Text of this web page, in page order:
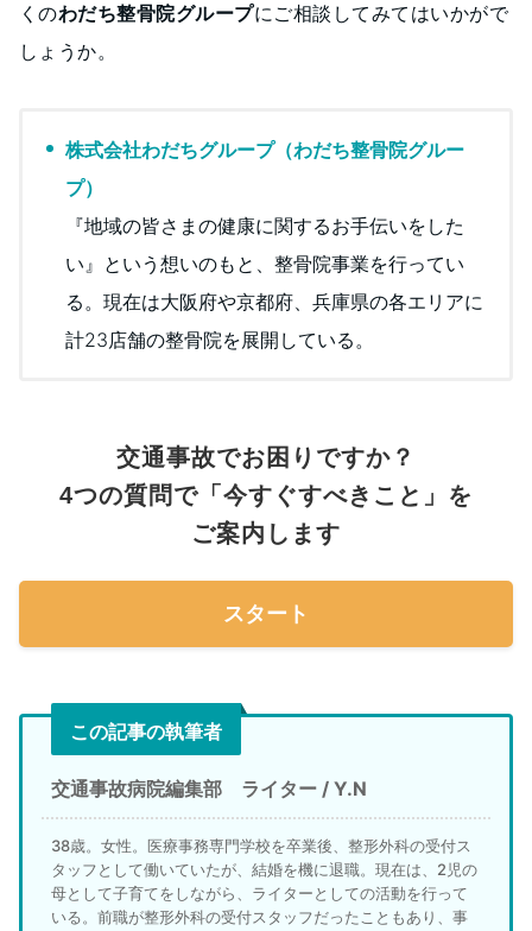
くのわだち整骨院グループにご相談してみてはいかがで
しょうか。
株式会社わだちグループ（わだち整骨院グルー
プ）
『地域の皆さまの健康に関するお手伝いをした
い』という想いのもと、整骨院事業を行ってい
る。現在は大阪府や京都府、兵庫県の各エリアに
計23店舗の整骨院を展開している。
交通事故でお困りですか？
4つの質問で「今すぐすべきこと」を
ご案内します
スタート
この記事の執筆者
交通事故病院編集部 ライター / Y.N
38歳。女性。医療事務専門学校を卒業後、整形外科の受付ス
タッフとして働いていたが、結婚を機に退職。現在は、2児の
母として子育てをしながら、ライターとしての活動を行って
いる。前職が整形外科の受付スタッフだったこともあり、事